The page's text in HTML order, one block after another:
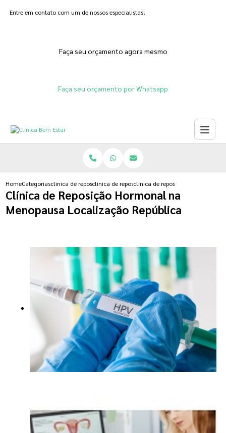
Entre em contato com um de nossos especialistas!
Faça seu orçamento agora mesmo
Faça seu orçamento por Whatsapp
HomeCategoriasclinica de reposicao hormonalclinica de reposicao hormonal menopausa
clinica de reposicao hormonal
Clínica de Reposição Hormonal na
Menopausa Localização República